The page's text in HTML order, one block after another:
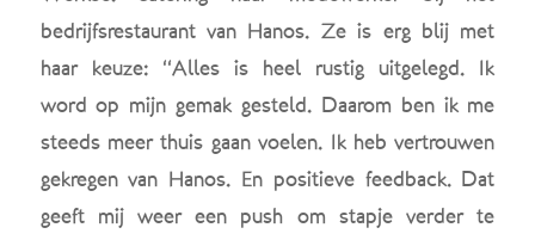
bedrijfsrestaurant van Hanos. Ze is erg blij met
haar keuze: “Alles is heel rustig uitgelegd. Ik
word op mijn gemak gesteld. Daarom ben ik me
steeds meer thuis gaan voelen. Ik heb vertrouwen
gekregen van Hanos. En positieve feedback. Dat
geeft mij weer een push om stapje verder te